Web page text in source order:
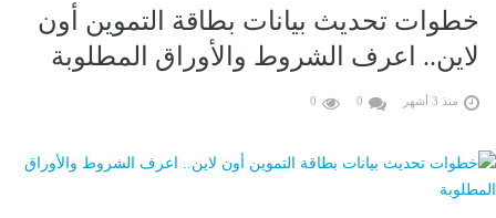
خطوات تحديث بيانات بطاقة التموين أون
لاين.. اعرف الشروط والأوراق المطلوبة
منذ 3 أشهر 0
0